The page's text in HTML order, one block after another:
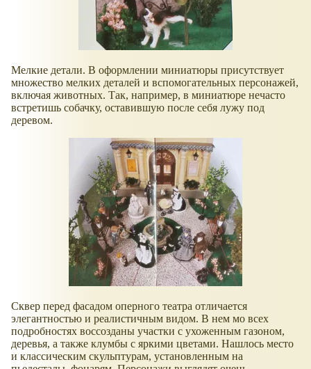
Мелкие детали. В оформлении миниатюры присутствует
множество мелких деталей и вспомогательных персонажей,
включая животных. Так, например, в миниатюре нечасто
встретишь собачку, оставившую после себя лужу под
деревом.
Сквер перед фасадом оперного театра отличается
элегантностью и реалистичным видом. В нем мо всех
подробностях воссозданы участки с ухоженным газоном,
деревья, а также клумбы с яркими цветами. Нашлось место
и классическим скульптурам, установленным на